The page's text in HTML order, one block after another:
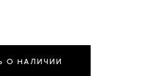
О НАЛИЧИИ